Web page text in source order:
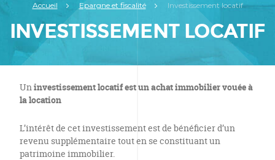
Accueil Epargne et fiscalité Investissement locatif
INVESTISSEMENT LOCATIF
Uninvestissement locatifest un achat immobilier vouée à
la location
L’intérêt de cet investissement est de bénéficier d’un
revenu supplémentaire tout en se constituant un
patrimoine immobilier.